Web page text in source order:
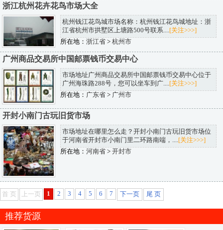
浙江杭州花卉花鸟市场大全
杭州钱江花鸟城市场名称：杭州钱江花鸟城地址：浙
江省杭州市拱墅区上塘路500号联系....[关注>>>]
所在地： 浙江省> 杭州市
广州商品交易所中国邮票钱币交易中心
市场地址广州商品交易所中国邮票钱币交易中心位于
广州海珠路288号，您可以坐车到广....[关注>>>]
所在地： 广东省> 广州市
开封小南门古玩旧货市场
市场地址在哪里怎么走？开封小南门古玩旧货市场位
于河南省开封市小南门里二环路南端，....[关注>>>]
所在地： 河南省> 开封市
首 页 上一页 1 2 3 4 5 6 7 下一页 尾 页
推荐货源